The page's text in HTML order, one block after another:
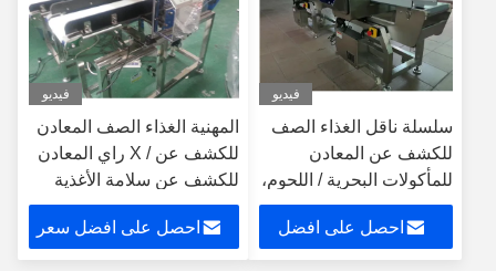
فيديو
سلسلة ناقل الغذاء الصف
للكشف عن المعادن
للمأكولات البحرية / اللحوم،
110/220 فولت إمدادات
الطاقة احصل على افضل
فيديو
المهنية الغذاء الصف المعادن
للكشف عن / X راي المعادن
للكشف عن سلامة الأغذية
احصل على افضل سعر